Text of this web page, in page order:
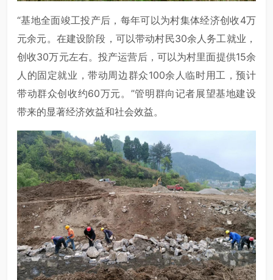
“基地全面竣工投产后，每年可以为村集体经济创收4万
元余元。在建设阶段，可以带动村民30余人务工就业，
创收30万元左右。投产运营后，可以为村里面提供15余
人的固定就业，带动周边群众100余人临时用工，预计
带动群众创收约60万元。”管明群向记者展望基地建设
带来的显著经济效益和社会效益。